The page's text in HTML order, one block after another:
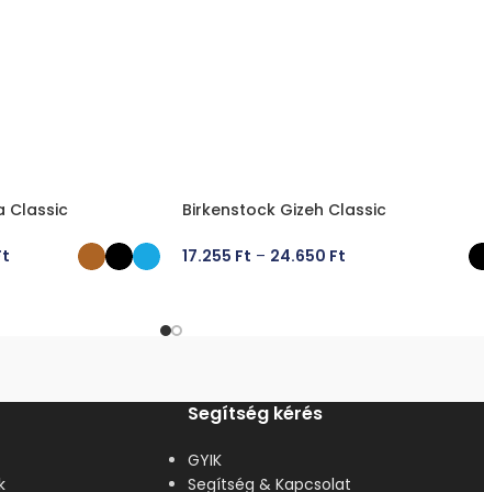
Classic Birkenstock Gizeh Classic
17.255 Ft – 24.650 Ft
Segítség kérés
GYIK
Segítség & Kapcsolat